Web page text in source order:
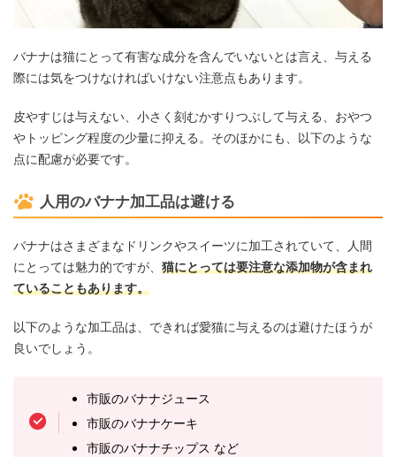
バナナは猫にとって有害な成分を含んでいないとは言え、与える
際には気をつけなければいけない注意点もあります。
皮やすじは与えない、小さく刻むかすりつぶして与える、おやつ
やトッピング程度の少量に抑える。そのほかにも、以下のような
点に配慮が必要です。
人用のバナナ加工品は避ける
バナナはさまざまなドリンクやスイーツに加工されていて、人間
にとっては魅力的ですが、 猫にとっては要注意な添加物が含まれ
ていることもあります。
以下のような加工品は、できれば愛猫に与えるのは避けたほうが
良いでしょう。
市販のバナナジュース
市販のバナナケーキ
市販のバナナチップス など